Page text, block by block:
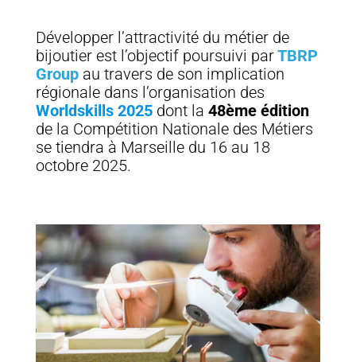
Développer l’attractivité du métier de
bijoutier est l’objectif poursuivi parTBRP
Group au travers de son implication
régionale dans l’organisation des
Worldskills 2025dont la 48ème édition
de la Compétition Nationale des Métiers
se tiendra à Marseille du 16 au 18
octobre 2025.